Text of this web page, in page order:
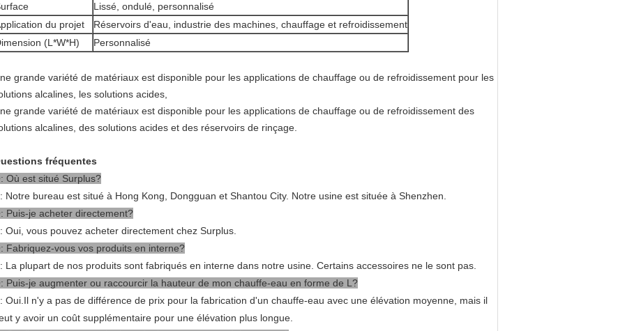
Lissé, ondulé, personnalisé
du projet
Réservoirs d'eau, industrie des machines, chauffage et refroidissement
(L*W*H)
Personnalisé
grande variété de matériaux est disponible pour les applications de chauffage ou de refroidissement pour les
alcalines, les solutions acides,
grande variété de matériaux est disponible pour les applications de chauffage ou de refroidissement des
alcalines, des solutions acides et des réservoirs de rinçage.
fréquentes
Où est situé Surplus?
Notre bureau est situé à Hong Kong, Dongguan et Shantou City. Notre usine est située à Shenzhen.
Puis-je acheter directement?
Oui, vous pouvez acheter directement chez Surplus.
Fabriquez-vous vos produits en interne?
La plupart de nos produits sont fabriqués en interne dans notre usine. Certains accessoires ne le sont pas.
Puis-je augmenter ou raccourcir la hauteur de mon chauffe-eau en forme de L?
Oui.Il n'y a pas de différence de prix pour la fabrication d'un chauffe-eau avec une élévation moyenne, mais il
y avoir un coût supplémentaire pour une élévation plus longue.